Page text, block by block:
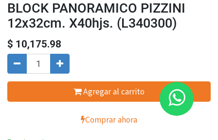
BLOCK PANORAMICO PIZZINI
12x32cm. X40hjs. (L340300)
$ 10,175.98
Agregar al carrito
Comprar ahora